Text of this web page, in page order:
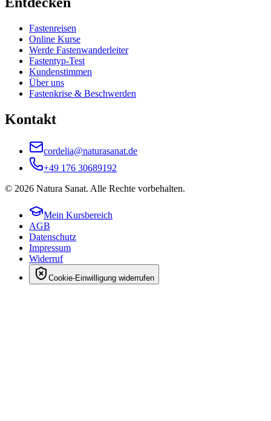
Fastenreisen
Online Kurse
Werde Fastenwanderleiter
Fastentyp-Test
Kundenstimmen
Über uns
Fastenkrise & Beschwerden
Kontakt
cordelia@naturasanat.de
+49 176 30689192
© 2026 Natura Sanat. Alle Rechte vorbehalten.
Mein Kursbereich
AGB
Datenschutz
Impressum
Widerruf
Cookie-Einwilligung widerrufen